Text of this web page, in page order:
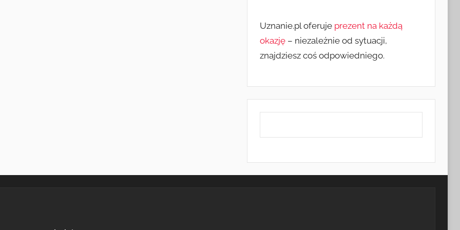
Uznanie.pl oferuje prezent na każdą
okazję– niezależnie od sytuacji,
znajdziesz coś odpowiedniego.